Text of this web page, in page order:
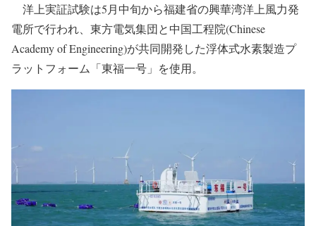
洋上実証試験は5月中旬から福建省の興華湾洋上風力発
電所で行われ、東方電気集団と中国工程院(Chinese
Academy of Engineering)が共同開発した浮体式水素製造プ
ラットフォーム「東福一号」を使用。